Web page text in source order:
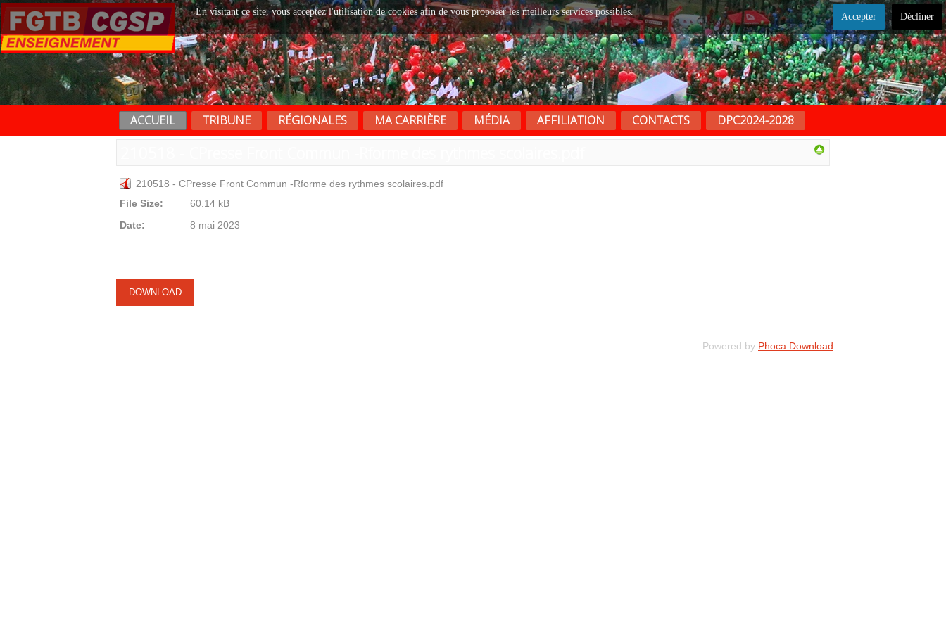
ACCUEIL TRIBUNE RÉGIONALES MA CARRIÈRE MÉDIA AFFILIATION CONTACTS DPC2024-2028
210518 - CPresse Front Commun -Rforme des rythmes scolaires.pdf
File Size:
60.14 kB
Date:
8 mai 2023
Powered by Phoca Download
En visitant ce site, vous acceptez l'utilisation de cookies afin de vous proposer les meilleurs services possibles. Accepter Décliner